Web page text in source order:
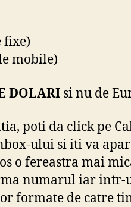
fixe)
mobile)
DOLARI si nu de
poti da click pe
ului si iti va
o fereastra mai
numarul iar intr-
formate de catre